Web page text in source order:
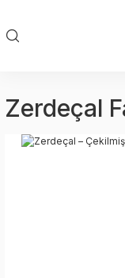
Zerdeçal